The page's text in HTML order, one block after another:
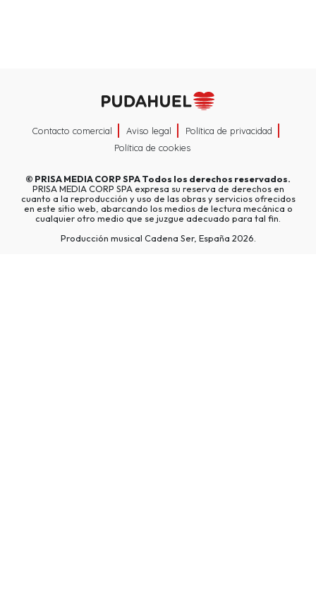
Contacto comercial Aviso legal
Política de privacidad
Política de cookies
© PRISA MEDIA CORP SPATodos los derechos reservados.
PRISA MEDIA CORP SPA expresa su reserva de derechos en
cuanto a la reproducción y uso de las obras y servicios ofrecidos
en este sitio web, abarcando los medios de lectura mecánica o
cualquier otro medio que se juzgue adecuado para tal fin.
Producción musical Cadena Ser, España 2026.